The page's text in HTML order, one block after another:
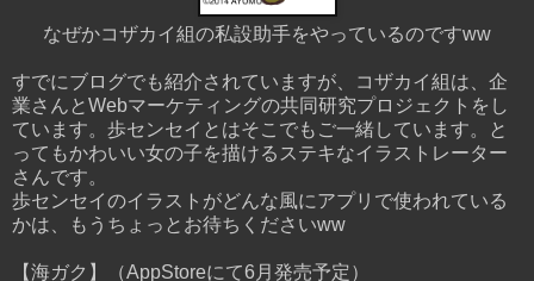
なぜかコザカイ組の私設助手をやっているのですww
すでにブログでも紹介されていますが、コザカイ組は、企
業さんとWebマーケティングの共同研究プロジェクトをし
ています。歩センセイとはそこでもご一緒しています。と
ってもかわいい女の子を描けるステキなイラストレーター
さんです。
歩センセイのイラストがどんな風にアプリで使われている
かは、もうちょっとお待ちくださいww
【海ガク】（AppStoreにて6月発売予定）